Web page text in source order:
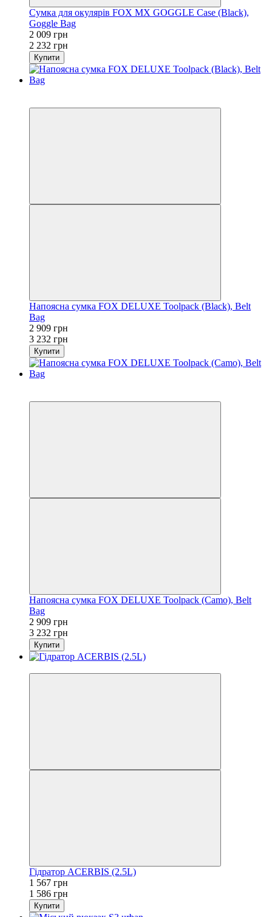
Сумка для окулярів FOX MX GOGGLE Case (Black),
Goggle Bag
2 009 грн
2 232 грн
Купити
Напоясна сумка FOX DELUXE Toolpack (Black), Belt
Bag
2 909 грн
3 232 грн
Купити
Напоясна сумка FOX DELUXE Toolpack (Camo), Belt
Bag
2 909 грн
3 232 грн
Купити
Гідратор ACERBIS (2.5L)
1 567 грн
1 586 грн
Купити